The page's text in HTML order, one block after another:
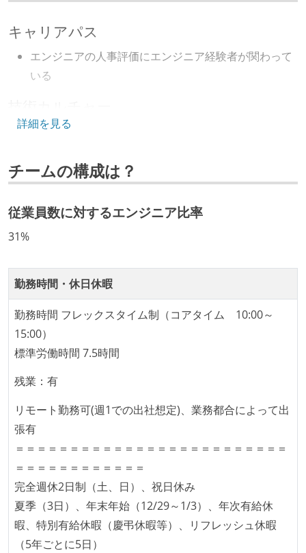
キャリアパス
エンジニアの人事評価にエンジニア経験者が関わって
いる
CTO またはそれに準じる、技術やワークフローの標準
取締役（社内）または執行役員として、エンジニアリ
ング部門の人間が経営に参加している
開発メンバーの裁量
タスクの見積もりは、実装を担当するメンバーが中心
となって行う
全体のスケジュール管理は、途中の成果を随時確認し
ながら、納期または盛り込む機能を柔軟に調整する形
で行う
プロダクトの開発言語やフレームワークなど主要な構
ていない
コード品質向上のための取り組み
本番にデプロイされるコードには、全てコードレビュ
ーまたはペアプログラミングを実施している
何らかのコーディング規約をチーム全体で遵守するよ
うにしている
詳細を見る
チームの構成は？
従業員数に対するエンジニア比率
31%
勤務時間・休日休暇
勤務時間 フレックスタイム制（コアタイム 10:00～
15:00）
標準労働時間 7.5時間
残業：有
リモート勤務可(週1での出社想定)、業務都合によって出
張有
＝＝＝＝＝＝＝＝＝＝＝＝＝＝＝＝＝＝＝＝＝＝＝＝＝
＝＝＝＝＝＝＝＝＝＝＝＝
完全週休2日制（土、日）、祝日休み
夏季（3日）、年末年始（12/29～1/3）、年次有給休
暇、特別有給休暇（慶弔休暇等）、リフレッシュ休暇
（5年ごとに5日）